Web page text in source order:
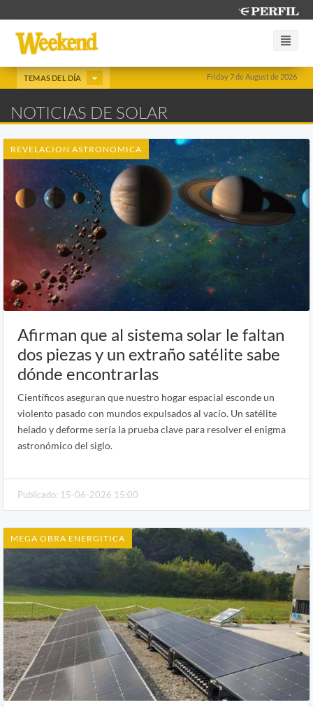
Friday 7 de August de 2026
TEMAS DEL DÍA
NOTICIAS DE SOLAR
REVELACION ASTRONOMICA
Afirman que al sistema solar le faltan
dos piezas y un extraño satélite sabe
dónde encontrarlas
Científicos aseguran que nuestro hogar espacial esconde un
violento pasado con mundos expulsados al vacío. Un satélite
helado y deforme sería la prueba clave para resolver el enigma
astronómico del siglo.
Publicado: 15-06-2026 15:00
MEGA OBRA ENERGITICA